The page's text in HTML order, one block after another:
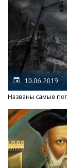
10.06.2019
Названы самые